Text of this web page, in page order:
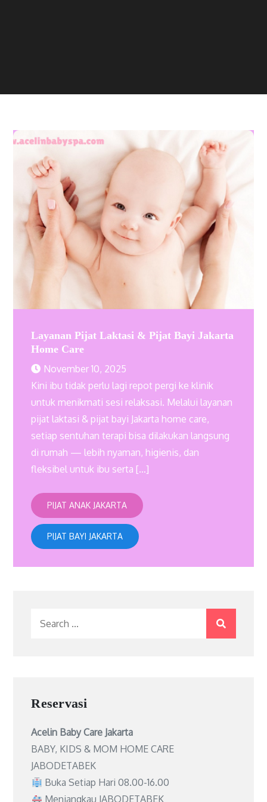
Layanan Pijat Laktasi & Pijat Bayi Jakarta
Home Care
November 10, 2025
Kini ibu tidak perlu lagi repot pergi ke klinik
untuk menikmati sesi relaksasi. Melalui layanan
pijat laktasi & pijat bayi Jakarta home care,
setiap sentuhan terapi bisa dilakukan langsung
di rumah — lebih nyaman, higienis, dan
fleksibel untuk ibu serta […]
PIJAT ANAK JAKARTA
PIJAT BAYI JAKARTA
Search
Reservasi
Acelin Baby Care Jakarta
BABY, KIDS & MOM HOME CARE
JABODETABEK
Buka Setiap Hari 08.00-16.00
Menjangkau JABODETABEK